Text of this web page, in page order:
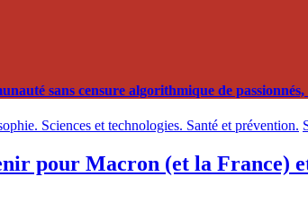
sans censure algorithmique de
Sciences et technologies. Santé et prévention.
pour Macron (et la France)